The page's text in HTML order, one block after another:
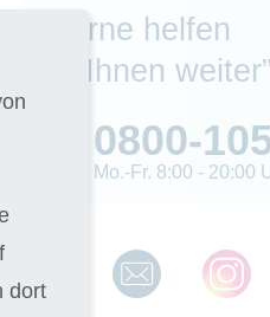
“Gerne helfen
wir Ihnen weiter”
0800-
Mo.-Fr. 8:00 - 20:00
dort